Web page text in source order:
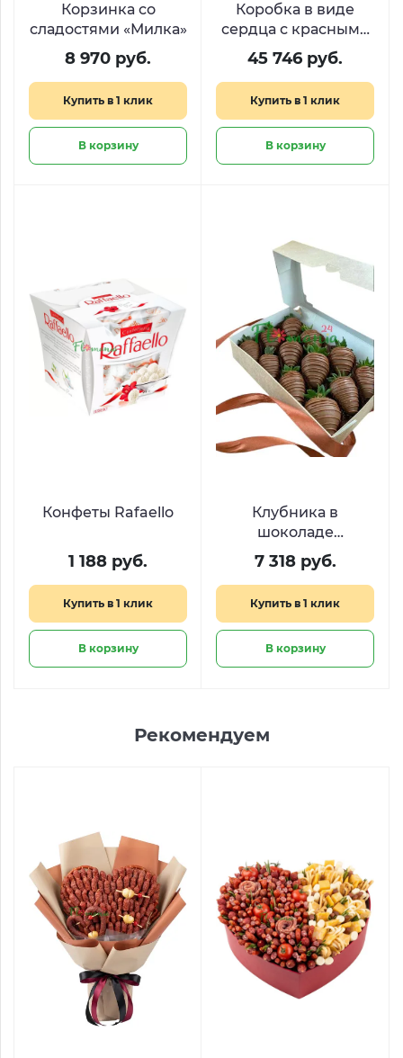
Корзинка со
сладостями «Милка»
8 970 руб.
Купить в 1 клик
В корзину
Коробка в виде
сердца с красными
розами и
сладостями
45 746 руб.
Купить в 1 клик
В корзину
Конфеты Rafaello
1 188 руб.
Купить в 1 клик
В корзину
Клубника в
шоколаде
«Шоколатье»
7 318 руб.
Купить в 1 клик
В корзину
Рекомендуем